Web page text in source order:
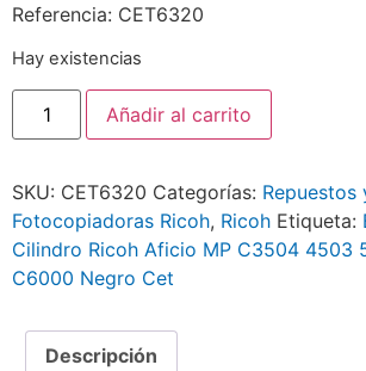
Referencia: CET6320
Hay existencias
Añadir al carrito
SKU: CET6320 Categorías: Repuestos
Fotocopiadoras Ricoh, Ricoh Etiqueta:
Cilindro Ricoh Aficio MP C3504 4503
C6000 Negro Cet
Descripción